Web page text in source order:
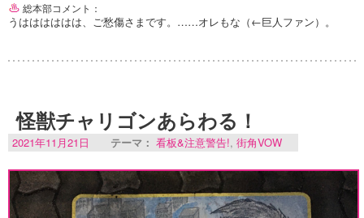
総本部コメント：
うはははははは、ご愁傷さまです。……オレもな（←巨人ファン）。
怪獣チャリゴンあらわる！
2021年11月21日 テーマ： 看板&注意警告!, 街角VOW